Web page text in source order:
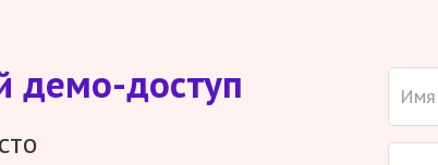
демо-доступ